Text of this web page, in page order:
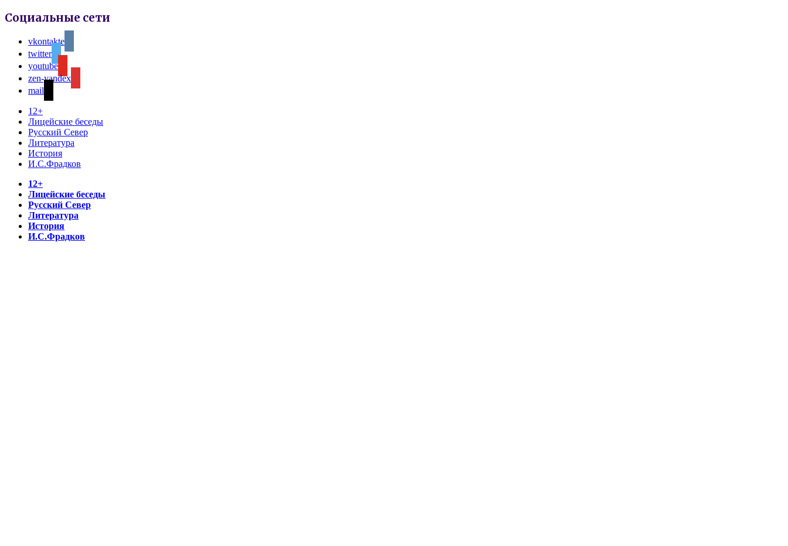
Социальные сети
vkontakte
twitter
youtube
zen-yandex
mail
12+
Лицейские беседы
Русский Север
Литература
История
И.С.Фрадков
12+
Лицейские беседы
Русский Север
Литература
История
И.С.Фрадков